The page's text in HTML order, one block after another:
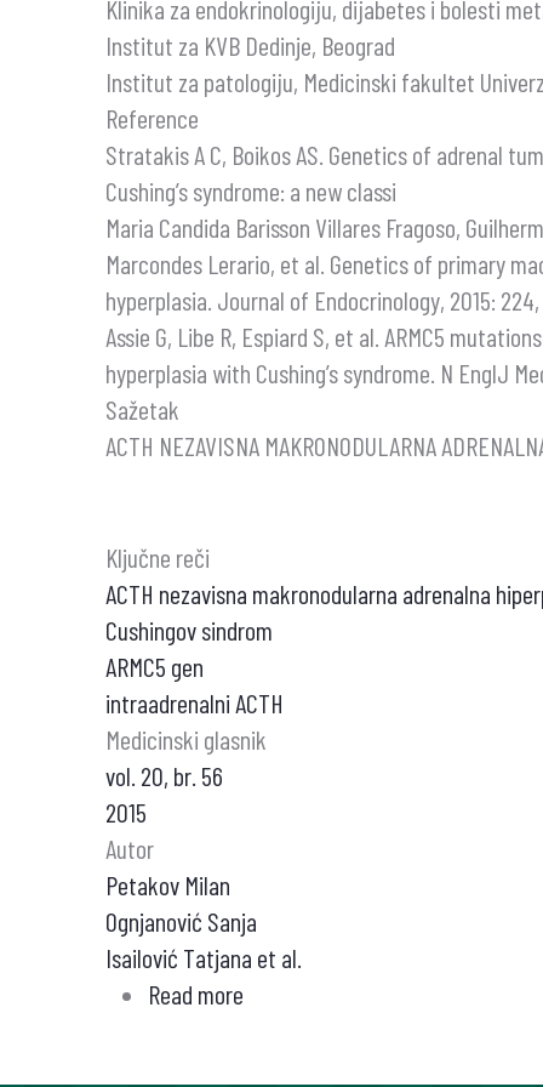
Klinika za endokrinologiju, dijabetes i bolesti
Institut za KVB Dedinje, Beograd
Institut za patologiju, Medicinski fakultet
Reference
Stratakis A C, Boikos AS. Genetics of adrenal
Cushing’s syndrome: a new classi
Maria Candida Barisson Villares Fragoso,
Marcondes Lerario, et al. Genetics of primary
hyperplasia. Journal of Endocrinology, 2015: 224,
Assie G, Libe R, Espiard S, et al. ARMC5
hyperplasia with Cushing’s syndrome. N EnglJ
Sažetak
ACTH NEZAVISNA MAKRONODULARNA
Ključne reči
ACTH nezavisna makronodularna adrenalna
Cushingov sindrom
ARMC5 gen
intraadrenalni ACTH
Medicinski glasnik
vol. 20, br. 56
2015
Autor
Petakov Milan
Ognjanović Sanja
Isailović Tatjana et al.
Read more